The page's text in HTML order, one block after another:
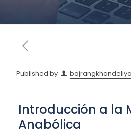
Published by bajrangkhandeliya
Introducción a la
Anabólica